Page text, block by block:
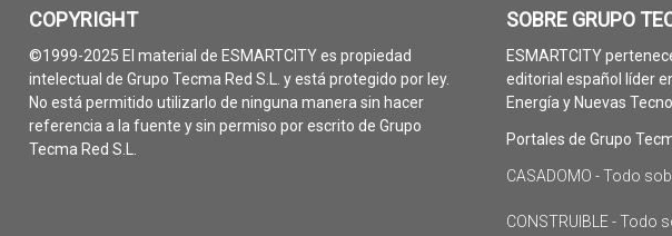
COPYRIGHT
©1999-2025 El material de ESMARTCITY es propiedad
intelectual de Grupo Tecma Red S.L. y está protegido por ley.
No está permitido utilizarlo de ninguna manera sin hacer
referencia a la fuente y sin permiso por escrito de Grupo
Tecma Red S.L.
SOBRE GRUPO
ESMARTCITY
editorial español líder
Energía y Nuevas
Portales de Grupo
CASADOMO - Todo
CONSTRUIBLE -